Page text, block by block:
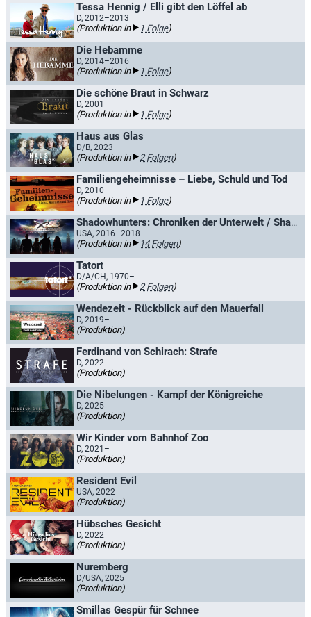
Tessa Hennig / Elli gibt den Löffel ab
D, 2012–2013
(Produktion in 1 Folge)
Die Hebamme
D, 2014–2016
(Produktion in 1 Folge)
Die schöne Braut in Schwarz
D, 2001
(Produktion in 1 Folge)
Haus aus Glas
D/B, 2023
(Produktion in 2 Folgen)
Familiengeheimnisse – Liebe, Schuld und Tod
D, 2010
(Produktion in 1 Folge)
Shadowhunters: Chroniken der Unterwelt / Shadowhunters: The Mortal Instruments
USA, 2016–2018
(Produktion in 14 Folgen)
Tatort
D/A/CH, 1970–
(Produktion in 2 Folgen)
Wendezeit - Rückblick auf den Mauerfall
D, 2019–
(Produktion)
Ferdinand von Schirach: Strafe
D, 2022
(Produktion)
Die Nibelungen - Kampf der Königreiche
D, 2025
(Produktion)
Wir Kinder vom Bahnhof Zoo
D, 2021–
(Produktion)
Resident Evil
USA, 2022
(Produktion)
Hübsches Gesicht
D, 2022
(Produktion)
Nuremberg
D/USA, 2025
(Produktion)
Smillas Gespür für Schnee